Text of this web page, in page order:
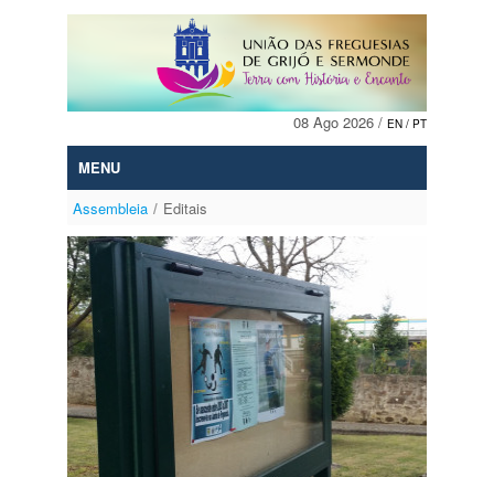
Skip to Content
08 Ago 2026 /EN/ PT
MENU
Assembleia / Editais